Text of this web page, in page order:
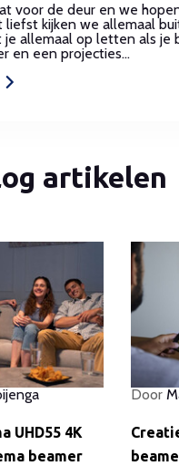
voor de deur en we
liefst kijken we allemaal
je allemaal op letten als
en een projecties...
artikelen
UHD55 4K
beamer
Door